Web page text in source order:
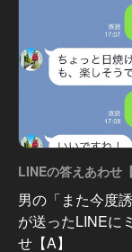
LINEの答えあわせ
男の「また今度
が送ったLINEに
せ【A】